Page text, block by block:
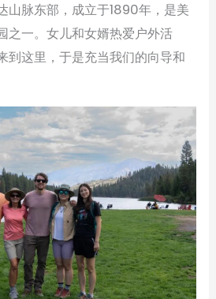
山脉东部，成立于1890年，是美
之一。女儿和女婿热爱户外活
到这里，于是充当我们的向导和